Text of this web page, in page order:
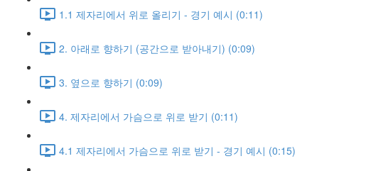
1.1 제자리에서 위로 올리기 - 경기 예시 (0:11)
2. 아래로 향하기 (공간으로 받아내기) (0:09)
3. 옆으로 향하기 (0:09)
4. 제자리에서 가슴으로 위로 받기 (0:11)
4.1 제자리에서 가슴으로 위로 받기 - 경기 예시 (0:15)